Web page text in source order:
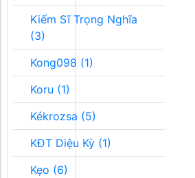
Kiếm Sĩ Trọng Nghĩa
(3)
Kong098 (1)
Koru (1)
Kékrozsa (5)
KĐT Diệu Kỳ (1)
Kẹo (6)